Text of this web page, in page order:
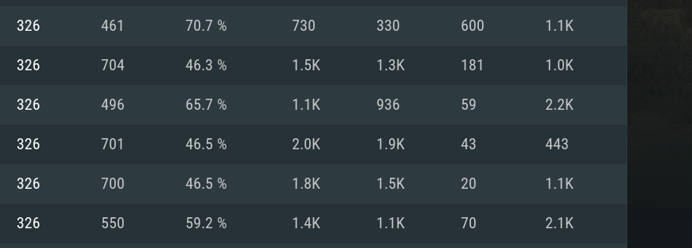
SYSTÈME REQUISE
326 461 70.7 % 730 330 600 1.1K
326 704 46.3 % 1.5K 1.3K 181 1.0K
326 496 65.7 % 1.1K 936 59 2.2K
326 701 46.5 % 2.0K 1.9K 43 443
326 700 46.5 % 1.8K 1.5K 20 1.1K
326 550 59.2 % 1.4K 1.1K 70 2.1K